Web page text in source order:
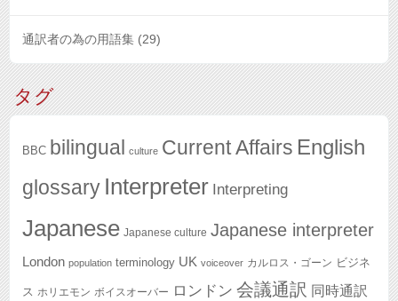
通訳者の為の用語集 (29)
タグ
BBC bilingual culture Current Affairs English
glossary Interpreter Interpreting
Japanese Japanese culture Japanese interpreter
London population terminology UK voiceover カルロス・ゴーン ビジネ
ス ホリエモン ボイスオーバー ロンドン 会議通訳 同時通訳